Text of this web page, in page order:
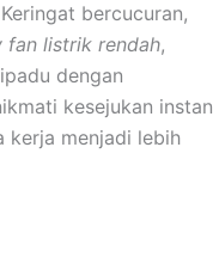
bercucuran,
fan listrik rendah,
dengan
kesejukan instan
kerja menjadi lebih